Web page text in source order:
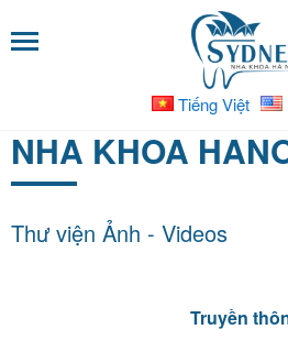
VỤ
răng
sứ
Tiếng Việt
NHA KHOA
Thư viện Ảnh - Videos
Truyền